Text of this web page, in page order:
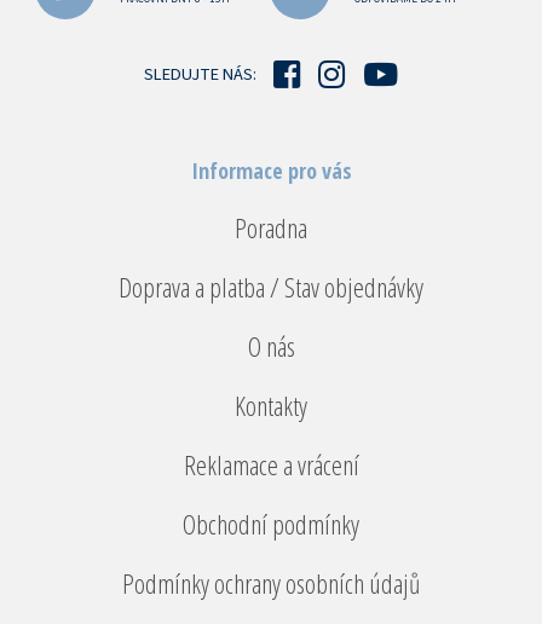
SLEDUJTE NÁS:
Informace pro vás
Poradna
Doprava a platba / Stav objednávky
O nás
Kontakty
Reklamace a vrácení
Obchodní podmínky
Podmínky ochrany osobních údajů